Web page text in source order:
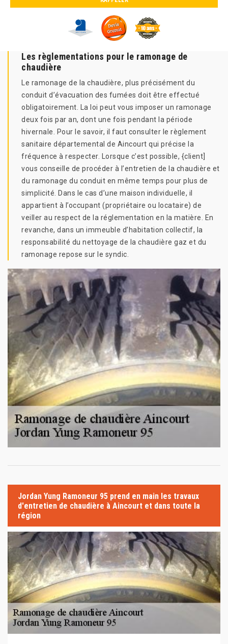
Les règlementations pour le ramonage de
chaudière
Le ramonage de la chaudière, plus précisément du
conduit d’évacuation des fumées doit être effectué
obligatoirement. La loi peut vous imposer un ramonage
deux fois par an, dont une fois pendant la période
hivernale. Pour le savoir, il faut consulter le règlement
sanitaire départemental de Aincourt qui précise la
fréquence à respecter. Lorsque c’est possible, {client]
vous conseille de procéder à l’entretien de la chaudière et
du ramonage du conduit en même temps pour plus de
simplicité. Dans le cas d’une maison individuelle, il
appartient à l’occupant (propriétaire ou locataire) de
veiller au respect de la réglementation en la matière. En
revanche, dans un immeuble d’habitation collectif, la
responsabilité du nettoyage de la chaudière gaz et du
ramonage repose sur le syndic.
Jordan Yung Ramoneur 95 prend en main les travaux
d'entretien de chaudière à Aincourt et dans toute la
région